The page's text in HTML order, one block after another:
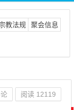
教法规 聚会信息
阅读 12119